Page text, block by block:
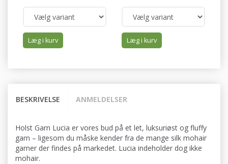
Læg i kurv Læg i kurv
BESKRIVELSE ANMELDELSER
Holst Garn Lucia er vores bud på et let, luksuriøst og fluffy
garn – ligesom du måske kender fra de mange silk mohair
garner der findes på markedet. Lucia indeholder dog ikke
mohair.